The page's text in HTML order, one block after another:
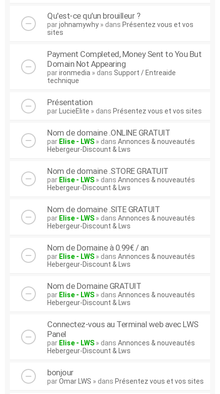
Qu'est-ce qu'un brouilleur ?
parjohnamywhy » dans Présentez vous et vos
sites
Payment Completed, Money Sent to You But
Domain Not Appearing
parironmedia » dans Support / Entreaide
technique
Présentation
par LucieElite » dans Présentez vous et vos sites
Nom de domaine .ONLINE GRATUIT
par Elise - LWS » dans Annonces & nouveautés
Hebergeur-Discount & Lws
Nom de domaine .STORE GRATUIT
par Elise - LWS » dans Annonces & nouveautés
Hebergeur-Discount & Lws
Nom de domaine .SITE GRATUIT
par Elise - LWS » dans Annonces & nouveautés
Hebergeur-Discount & Lws
Nom de Domaine à 0.99€ / an
par Elise - LWS » dans Annonces & nouveautés
Hebergeur-Discount & Lws
Nom de Domaine GRATUIT
par Elise - LWS » dans Annonces & nouveautés
Hebergeur-Discount & Lws
Connectez-vous au Terminal web avec LWS
Panel
par Elise - LWS » dans Annonces & nouveautés
Hebergeur-Discount & Lws
bonjour
parOmar LWS » dans Présentez vous et vos sites